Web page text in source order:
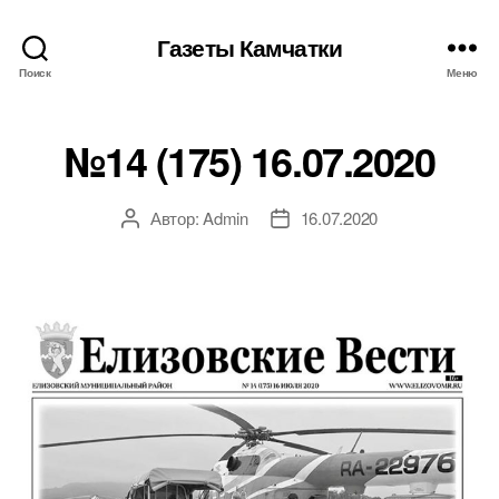
Поиск
Газеты Камчатки
Меню
№14 (175) 16.07.2020
АвторАвтор:Admin
Дата16.07.2020